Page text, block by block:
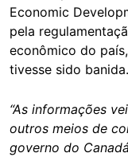
Economic
pela
econômico do
tivesse sido banida.
“As informações
outros meios de
governo do